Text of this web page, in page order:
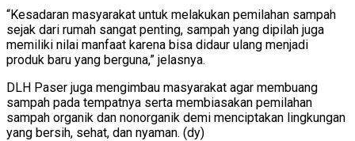
“Kesadaran masyarakat untuk melakukan pemilahan sampah
sejak dari rumah sangat penting, sampah yang dipilah juga
memiliki nilai manfaat karena bisa didaur ulang menjadi
produk baru yang berguna,” jelasnya.
DLH Paser juga mengimbau masyarakat agar membuang
sampah pada tempatnya serta membiasakan pemilahan
sampah organik dan nonorganik demi menciptakan lingkungan
yang bersih, sehat, dan nyaman. (dy)